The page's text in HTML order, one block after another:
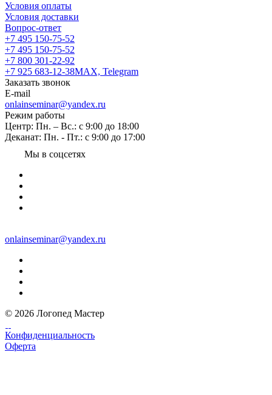
Условия оплаты
Условия доставки
Вопрос-ответ
+7 495 150-75-52
+7 495 150-75-52
+7 800 301-22-92
+7 925 683-12-38MAX, Telegram
Заказать звонок
E-mail
onlainseminar@yandex.ru
Режим работы
Центр: Пн. – Вс.: с 9:00 до 18:00
Деканат: Пн. - Пт.: с 9:00 до 17:00
Мы в соцсетях
onlainseminar@yandex.ru
© 2026 Логопед Мастер
Конфиденциальность
Оферта